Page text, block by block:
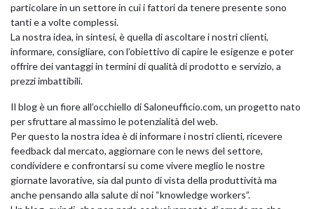
particolare in un settore in cui i fattori da tenere presente sono
tanti e a volte complessi.
La nostra idea, in sintesi, è quella di ascoltare i nostri clienti,
informare, consigliare, con l’obiettivo di capire le esigenze e poter
offrire dei vantaggi in termini di qualità di prodotto e servizio, a
prezzi imbattibili.
Il blog è un fiore all’occhiello di Saloneufficio.com, un progetto nato
per sfruttare al massimo le potenzialità del web.
Per questo la nostra idea è di informare i nostri clienti, ricevere
feedback dal mercato, aggiornare con le news del settore,
condividere e confrontarsi su come vivere meglio le nostre
giornate lavorative, sia dal punto di vista della produttività ma
anche pensando alla salute di noi “knowledge workers”.